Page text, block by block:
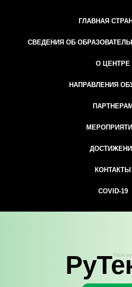
ГЛАВНАЯ
СВЕДЕНИЯ ОБ
О ЦЕНТРЕ
НАПРАВЛЕНИЯ
ПАРТНЕРАМ
КОНТАКТЫ
COVID-19
Твои